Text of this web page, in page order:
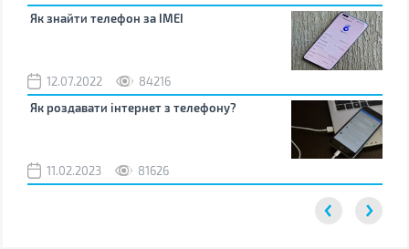
Як знайти телефон за IMEI
12.07.2022
84216
Як роздавати інтернет з телефону?
11.02.2023 81626